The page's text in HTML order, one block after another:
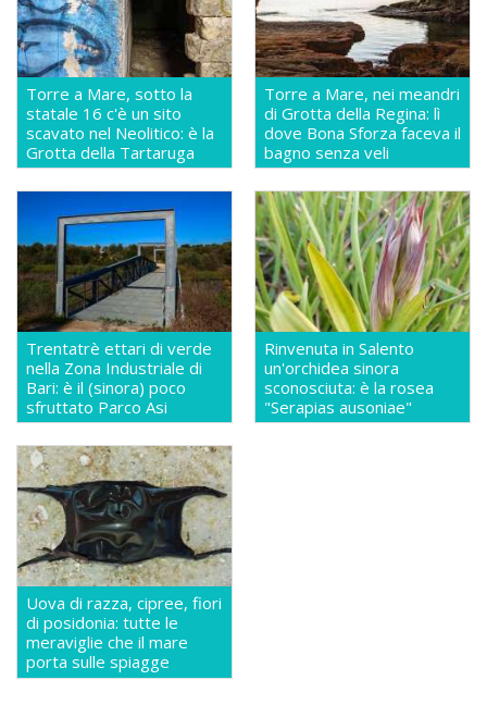
Torre a Mare, sotto la
statale 16 c'è un sito
scavato nel Neolitico: è la
Grotta della Tartaruga
Torre a Mare, nei meandri
di Grotta della Regina: lì
dove Bona Sforza faceva il
bagno senza veli
Trentatrè ettari di verde
nella Zona Industriale di
Bari: è il (sinora) poco
sfruttato Parco Asi
Rinvenuta in Salento
un'orchidea sinora
sconosciuta: è la rosea
"Serapias ausoniae"
Uova di razza, cipree, fiori
di posidonia: tutte le
meraviglie che il mare
porta sulle spiagge